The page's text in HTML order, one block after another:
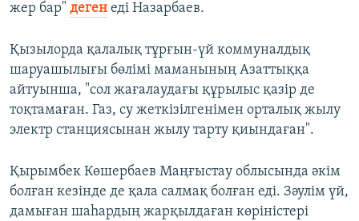
жер бар" деген еді Назарбаев.
Қызылорда қалалық тұрғын-үй коммуналдық
шаруашылығы бөлімі маманының Азаттыққа
айтуынша, "сол жағалаудағы құрылыс қазір де
тоқтамаған. Газ, су жеткізілгенімен орталық жылу
электр станциясынан жылу тарту қиындаған".
Қырымбек Көшербаев Маңғыстау облысында әкім
болған кезінде де қала салмақ болған еді. Зәулім үй,
дамыған шаһардың жарқылдаған көріністері